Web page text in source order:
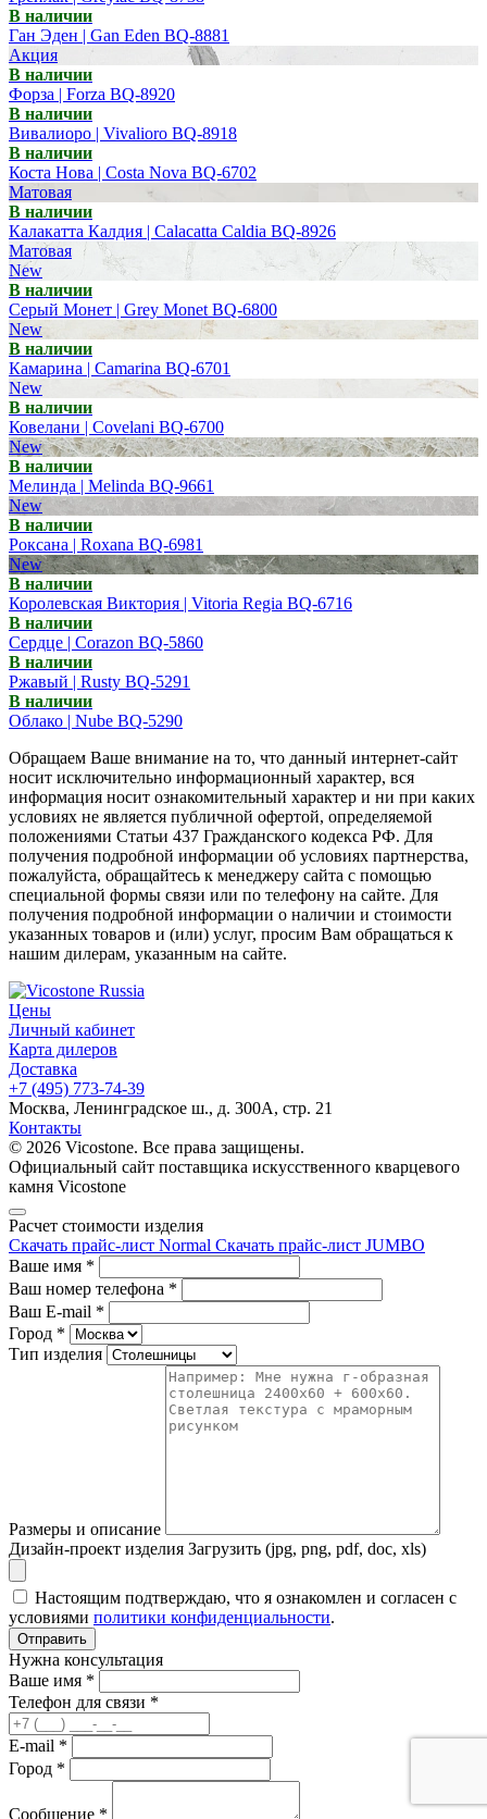
В наличии
Ган Эден | Gan Eden BQ-8881
Акция
В наличии
Форза | Forza BQ-8920
В наличии
Вивалиоро | Vivalioro BQ-8918
В наличии
Коста Нова | Costa Nova BQ-6702
Матовая
В наличии
Калакатта Калдия | Calacatta Caldia BQ-8926
Матовая
New
В наличии
Серый Монет | Grey Monet BQ-6800
New
В наличии
Камарина | Camarina BQ-6701
New
В наличии
Ковелани | Covelani BQ-6700
New
В наличии
Мелинда | Melinda BQ-9661
New
В наличии
Роксана | Roxana BQ-6981
New
В наличии
Королевская Виктория | Vitoria Regia BQ-6716
В наличии
Сердце | Corazon BQ-5860
В наличии
Ржавый | Rusty BQ-5291
В наличии
Облако | Nube BQ-5290
Обращаем Ваше внимание на то, что данный интернет-сайт
носит исключительно информационный характер, вся
информация носит ознакомительный характер и ни при каких
условиях не является публичной офертой, определяемой
положениями Статьи 437 Гражданского кодекса РФ. Для
получения подробной информации об условиях партнерства,
пожалуйста, обращайтесь к менеджеру сайта с помощью
специальной формы связи или по телефону на сайте. Для
получения подробной информации о наличии и стоимости
указанных товаров и (или) услуг, просим Вам обращаться к
нашим дилерам, указанным на сайте.
Цены
Личный кабинет
Карта дилеров
Доставка
+7 (495) 773-74-39
Москва, Ленинградское ш., д. 300А, стр. 21
Контакты
© 2026 Vicostone. Все права защищены.
Официальный сайт поставщика искусственного кварцевого
камня Vicostone
Расчет стоимости изделия
Скачать прайс-лист Normal Скачать прайс-лист JUMBO
Ваше имя *
Ваш номер телефона *
Ваш E-mail *
Город *
Тип изделия
Размеры и описание
Дизайн-проект изделия Загрузить (jpg, png, pdf, doc, xls)
Настоящим подтверждаю, что я ознакомлен и согласен с
условиями политики конфиденциальности.
Отправить
Нужна консультация
Ваше имя *
Телефон для связи *
E-mail *
Город *
Сообщение *